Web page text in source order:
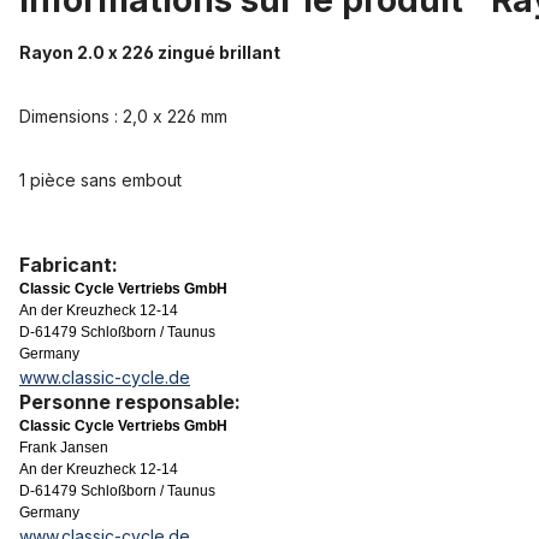
Rayon 2.0 x 226 zingué brillant
Dimensions : 2,0 x 226 mm
1 pièce sans embout
Fabricant:
Classic Cycle Vertriebs GmbH
An der Kreuzheck 12-14
D-61479 Schloßborn / Taunus
Germany
www.classic-cycle.de
Personne responsable:
Classic Cycle Vertriebs GmbH
Frank Jansen
An der Kreuzheck 12-14
D-61479 Schloßborn / Taunus
Germany